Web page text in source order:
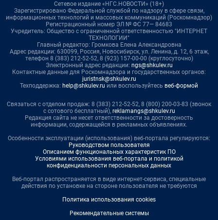
Сетевое издание «НГС.НОВОСТИ» (18+)
Зарегистрировано Федеральной службой по надзору в сфере связи,
информационных технологий и массовых коммуникаций (Роскомнадзор)
Регистрационный номер ЭЛ № ФС 77— 84683
Учредитель: Общество с ограниченной ответственностью "ИНТЕРНЕТ
ТЕХНОЛОГИИ"
Главный редактор: Громкова Елена Александровна
Адрес редакции: 630099, Россия, Новосибирск, ул. Ленина, д. 12, 6 этаж,
телефон 8 (383) 212-52-52, 8 (923) 157-00-00 (круглосуточно)
Электронный адрес редакции: ngs@shkulev.ru
Контактные данные для Роскомнадзора и государственных органов:
juristnsk@shkulev.ru
Техподдержка: help@shkulev.ru или воспользуйтесь веб-формой
Связаться с отделом продаж: 8 (383) 212-52-52, 8 (800) 200-03-83 (звонок
с сотового бесплатный), reklamangs@shkulev.ru
Редакция сайта не несет ответственности за достоверность
информации, содержащейся в рекламных объявлениях.
Особенности эксплуатации (использования) веб-портала регулируются:
Руководством пользователя
Описанием функциональных характеристик ПО
Условиями использования веб-портала и политикой
конфиденциальности персональных данных
Веб-портал распространяется в виде интернет-сервиса, специальные
действия по установке на стороне пользователя не требуются
Политика использования cookies
Рекомендательные системы